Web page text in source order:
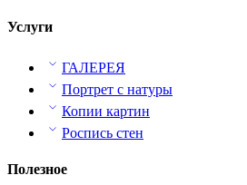
Услуги
ГАЛЕРЕЯ
Портрет с натуры
Копии картин
Роспись стен
Полезное